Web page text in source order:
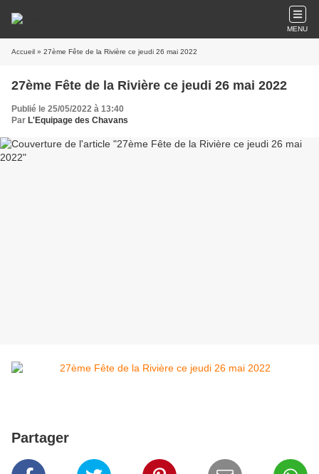
MENU
Accueil » 27ème Fête de la Rivière ce jeudi 26 mai 2022
27ème Fête de la Rivière ce jeudi 26 mai 2022
Publié le 25/05/2022 à 13:40
Par L'Equipage des Chavans
Partager